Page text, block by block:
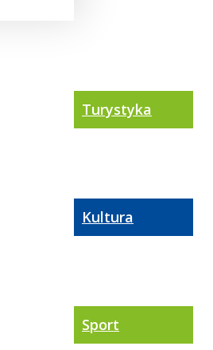
Turystyka
Kultura
Sport